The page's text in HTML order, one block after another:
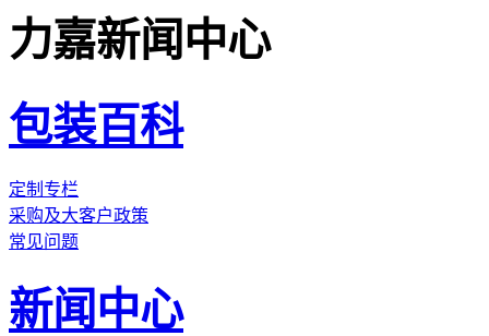
力嘉新闻中心
包装百科
定制专栏
采购及大客户政策
常见问题
新闻中心